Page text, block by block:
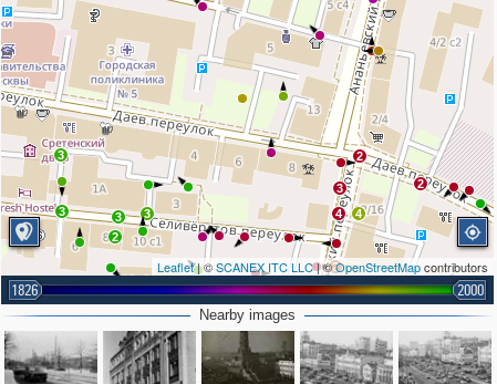
3
3
3
2
2
3
2
2
2
2
4
3
4
Leaflet| ©SCANEX ITC LLC| ©OpenStreetMapcontributors
1826 2000
Nearby images